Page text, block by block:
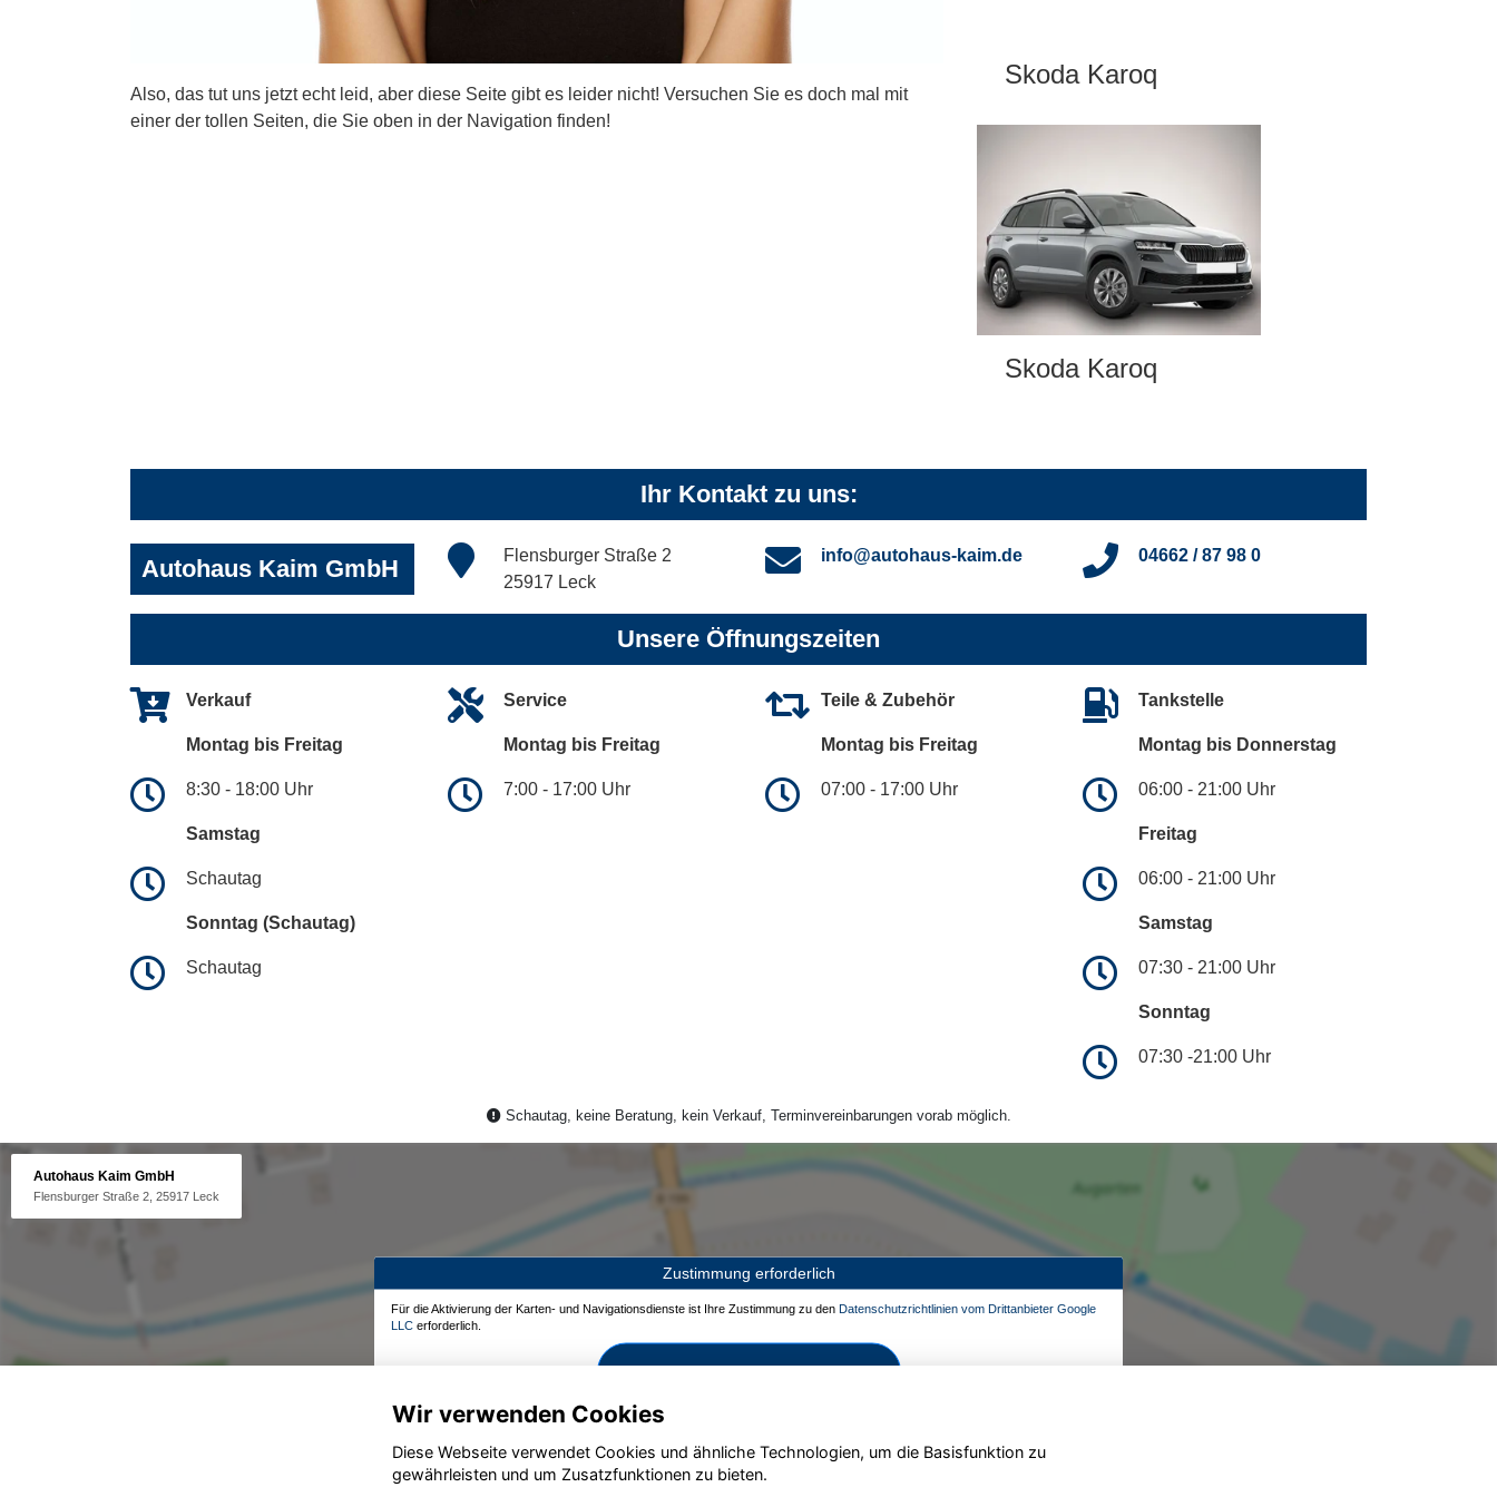
Also, das tut uns jetzt echt leid, aber diese Seite gibt es leider nicht! Versuchen Sie es doch mal mit
einer der tollen Seiten, die Sie oben in der Navigation finden!
Skoda Karoq
Skoda Karoq
Ihr Kontakt zu uns:
Autohaus Kaim GmbH
Flensburger Straße 2
25917 Leck
info@autohaus-kaim.de 04662 / 87 98 0
Unsere Öffnungszeiten
Verkauf
Montag bis Freitag
8:30 - 18:00 Uhr
Samstag
Schautag
Sonntag (Schautag)
Schautag
Service
Montag bis Freitag
7:00 - 17:00 Uhr
Teile & Zubehör
Montag bis Freitag
07:00 - 17:00 Uhr
Tankstelle
Montag bis Donnerstag
06:00 - 21:00 Uhr
Freitag
06:00 - 21:00 Uhr
Samstag
07:30 - 21:00 Uhr
Sonntag
07:30 -21:00 Uhr
Schautag, keine Beratung, kein Verkauf, Terminvereinbarungen vorab möglich.
Autohaus Kaim GmbH
Flensburger Straße 2, 25917 Leck
Zustimmung erforderlich
Für die Aktivierung der Karten- und Navigationsdienste ist Ihre Zustimmung zu den Datenschutzrichtlinien vom Drittanbieter Google
LLC erforderlich.
Wir verwenden Cookies
Diese Webseite verwendet Cookies und ähnliche Technologien, um die Basisfunktion zu
gewährleisten und um Zusatzfunktionen zu bieten.